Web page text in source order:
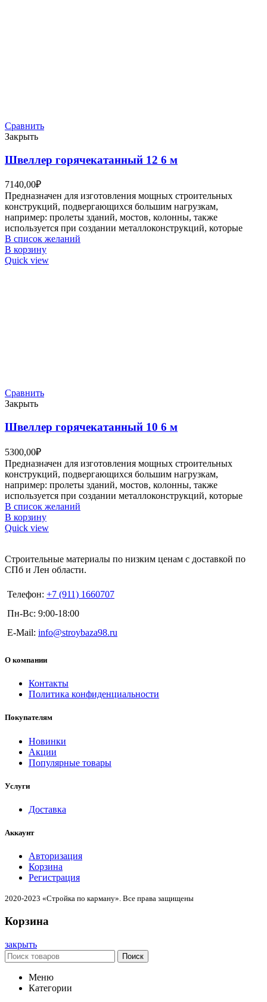
Сравнить
Закрыть
Швеллер горячекатанный 12 6 м
7140,00₽
Предназначен для изготовления мощных строительных
конструкций, подвергающихся большим нагрузкам,
например: пролеты зданий, мостов, колонны, также
используется при создании металлоконструкций, которые
В список желаний
В корзину
Quick view
Сравнить
Закрыть
Швеллер горячекатанный 10 6 м
5300,00₽
Предназначен для изготовления мощных строительных
конструкций, подвергающихся большим нагрузкам,
например: пролеты зданий, мостов, колонны, также
используется при создании металлоконструкций, которые
В список желаний
В корзину
Quick view
Строительные материалы по низким ценам с доставкой по
СПб и Лен области.
Телефон: +7 (911) 1660707
Пн-Вс: 9:00-18:00
E-Mail: info@stroybaza98.ru
О компании
Контакты
Политика конфиденциальности
Покупателям
Новинки
Акции
Популярные товары
Услуги
Доставка
Аккаунт
Авторизация
Корзина
Регистрация
2020-2023 «Стройка по карману». Все права защищены
Корзина
закрыть
Поиск
Меню
Категории